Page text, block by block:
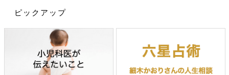
ピックアップ